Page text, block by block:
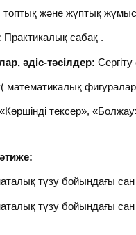
топтық және жұптық
Практикалық сабақ .
әдіс-тәсілдер:
математикалық
тексер»,
түзу бойындағы
түзу бойындағы